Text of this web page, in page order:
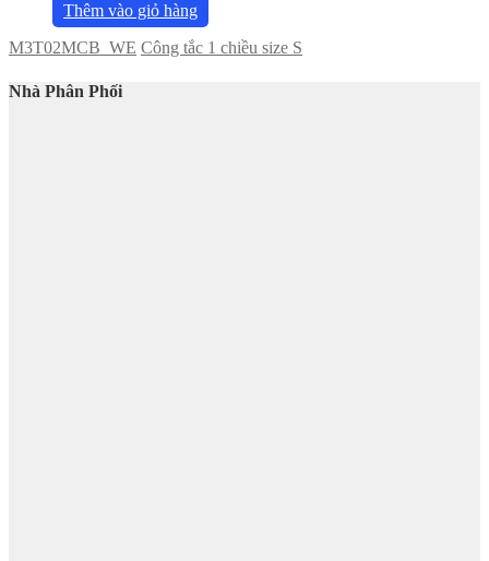
Thêm vào giỏ hàng
M3T02MCB_WE Công tắc 1 chiều size S
Nhà Phân Phối